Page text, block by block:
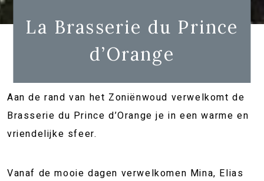
La Brasserie du Prince
d’Orange
Aan de rand van het Zoniënwoud verwelkomt de
Brasserie du Prince d’Orange je in een warme en
vriendelijke sfeer.
Vanaf de mooie dagen verwelkomen Mina, Elias